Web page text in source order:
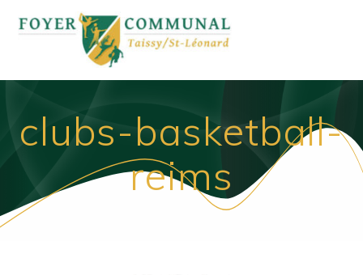
au
contenu
clubs-basketball-
reims